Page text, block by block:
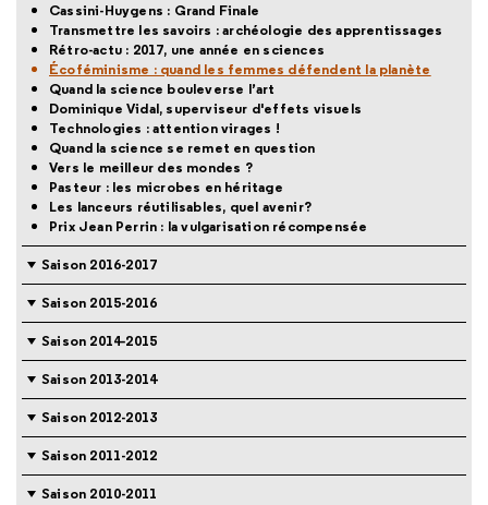
Cassini-Huygens : Grand Finale
Transmettre les savoirs : archéologie des apprentissages
Rétro-actu : 2017, une année en sciences
Écoféminisme : quand les femmes défendent la planète
Quand la science bouleverse l’art
Dominique Vidal, superviseur d'effets visuels
Technologies : attention virages !
Quand la science se remet en question
Vers le meilleur des mondes ?
Pasteur : les microbes en héritage
Les lanceurs réutilisables, quel avenir?
Prix Jean Perrin : la vulgarisation récompensée
Saison 2016-2017
Saison 2015-2016
Saison 2014-2015
Saison 2013-2014
Saison 2012-2013
Saison 2011-2012
Saison 2010-2011